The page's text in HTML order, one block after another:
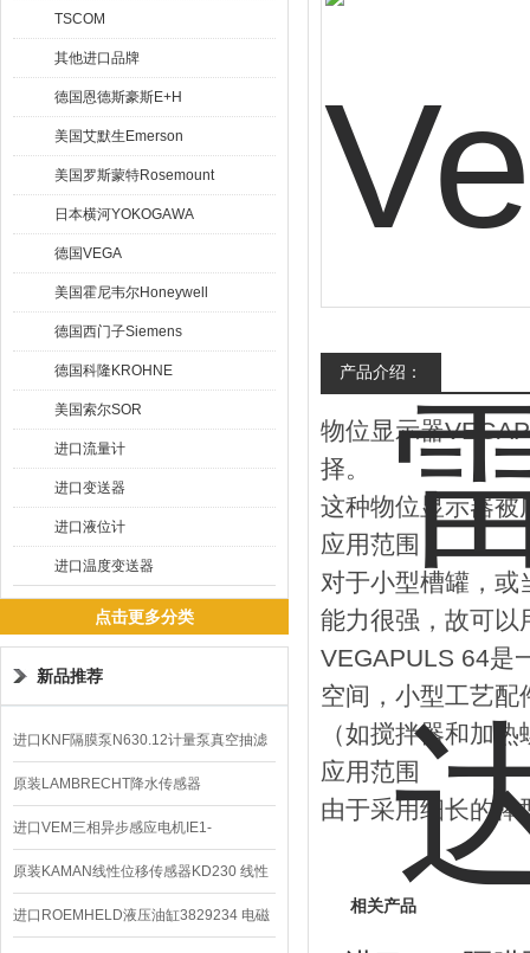
TSCOM
其他进口品牌
德国恩德斯豪斯E+H
美国艾默生Emerson
美国罗斯蒙特Rosemount
日本横河YOKOGAWA
德国VEGA
美国霍尼韦尔Honeywell
德国西门子Siemens
德国科隆KROHNE
美国索尔SOR
进口流量计
进口变送器
进口液位计
进口温度变送器
点击更多分类
新品推荐
进口KNF隔膜泵N630.12计量泵真空抽滤
泵价格
原装LAMBRECHT降水传感器
00.14575.20气象仪
进口VEM三相异步感应电机IE1-
K21R80G4马达
原装KAMAN线性位移传感器KD230 线性
编码器
进口ROEMHELD液压油缸3829234 电磁
产品介绍：
物位显示器
择。
这种物位显示器被
应用范围
对于小型槽罐，或
能力很强，故可以
VEGAPULS 64是
空间，小型工艺配
（如搅拌器和加
应用范围
由于采用细长的棒
相关产品